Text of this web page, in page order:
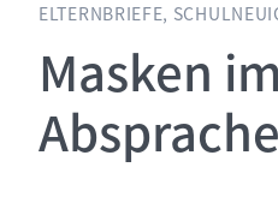
Masken
ELTERNBRIEFE,